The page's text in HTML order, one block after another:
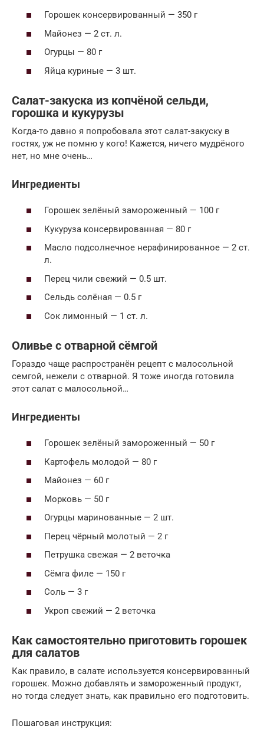
Горошек консервированный — 350 г
Майонез — 2 ст. л.
Огурцы — 80 г
Яйца куриные — 3 шт.
Салат-закуска из копчёной сельди,
горошка и кукурузы
Когда-то давно я попробовала этот салат-закуску в
гостях, уж не помню у кого! Кажется, ничего мудрёного
нет, но мне очень…
Ингредиенты
Горошек зелёный замороженный — 100 г
Кукуруза консервированная — 80 г
Масло подсолнечное нерафинированное — 2 ст.
л.
Перец чили свежий — 0.5 шт.
Сельдь солёная — 0.5 г
Сок лимонный — 1 ст. л.
Оливье с отварной сёмгой
Гораздо чаще распространён рецепт с малосольной
семгой, нежели с отварной. Я тоже иногда готовила
этот салат с малосольной…
Ингредиенты
Горошек зелёный замороженный — 50 г
Картофель молодой — 80 г
Майонез — 60 г
Морковь — 50 г
Огурцы маринованные — 2 шт.
Перец чёрный молотый — 2 г
Петрушка свежая — 2 веточка
Сёмга филе — 150 г
Соль — 3 г
Укроп свежий — 2 веточка
Как самостоятельно приготовить горошек
для салатов
Как правило, в салате используется консервированный
горошек. Можно добавлять и замороженный продукт,
но тогда следует знать, как правильно его подготовить.
Пошаговая инструкция: